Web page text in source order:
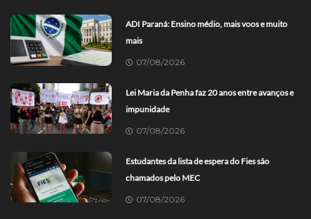
ADI Paraná: Ensino médio, mais voos e muito
mais
07/08/2026
Lei Maria da Penha faz 20 anos entre avanços e
impunidade
07/08/2026
Estudantes da lista de espera do Fies são
chamados pelo MEC
07/08/2026